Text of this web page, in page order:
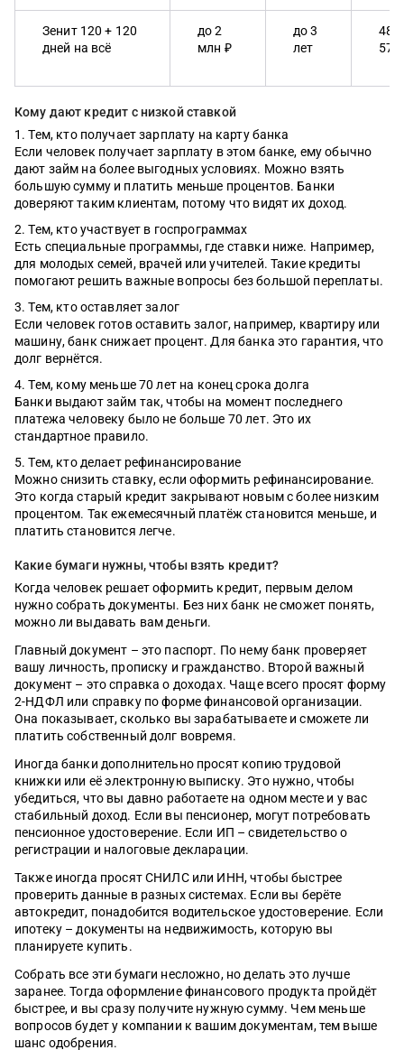
Зенит 120 + 120
дней на всё
до 2
млн ₽
до 3
лет
Кому дают кредит с низкой ставкой
Тем, кто получает зарплату на карту банка
Если человек получает зарплату в этом банке, ему обычно
дают займ на более выгодных условиях. Можно взять
большую сумму и платить меньше процентов. Банки
доверяют таким клиентам, потому что видят их доход.
Тем, кто участвует в госпрограммах
Есть специальные программы, где ставки ниже. Например,
для молодых семей, врачей или учителей. Такие кредиты
помогают решить важные вопросы без большой переплаты.
Тем, кто оставляет залог
Если человек готов оставить залог, например, квартиру или
машину, банк снижает процент. Для банка это гарантия, что
долг вернётся.
Тем, кому меньше 70 лет на конец срока долга
Банки выдают займ так, чтобы на момент последнего
платежа человеку было не больше 70 лет. Это их
стандартное правило.
Тем, кто делает рефинансирование
Можно снизить ставку, если оформить рефинансирование.
Это когда старый кредит закрывают новым с более низким
процентом. Так ежемесячный платёж становится меньше, и
платить становится легче.
Какие бумаги нужны, чтобы взять кредит?
Когда человек решает оформить кредит, первым делом
нужно собрать документы. Без них банк не сможет понять,
можно ли выдавать вам деньги.
Главный документ – это паспорт. По нему банк проверяет
вашу личность, прописку и гражданство. Второй важный
документ – это справка о доходах. Чаще всего просят форму
2-НДФЛ или справку по форме финансовой организации.
Она показывает, сколько вы зарабатываете и сможете ли
платить собственный долг вовремя.
Иногда банки дополнительно просят копию трудовой
книжки или её электронную выписку. Это нужно, чтобы
убедиться, что вы давно работаете на одном месте и у вас
стабильный доход. Если вы пенсионер, могут потребовать
пенсионное удостоверение. Если ИП – свидетельство о
регистрации и налоговые декларации.
Также иногда просят СНИЛС или ИНН, чтобы быстрее
проверить данные в разных системах. Если вы берёте
автокредит, понадобится водительское удостоверение. Если
ипотеку – документы на недвижимость, которую вы
планируете купить.
Собрать все эти бумаги несложно, но делать это лучше
заранее. Тогда оформление финансового продукта пройдёт
быстрее, и вы сразу получите нужную сумму. Чем меньше
вопросов будет у компании к вашим документам, тем выше
шанс одобрения.